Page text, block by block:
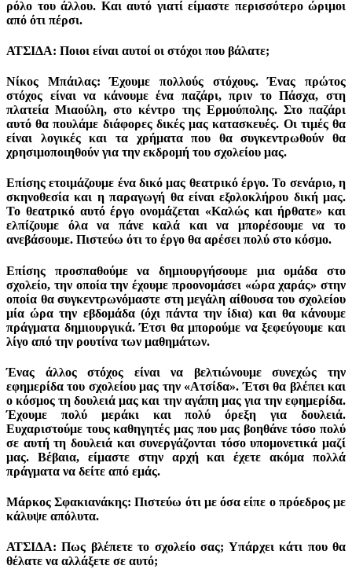
ρόλο του άλλου. Και αυτό γιατί είμαστε περισσότερο ώριμοι
από ότι πέρσι.
ΑΤΣΙΔΑ: Ποιοι είναι αυτοί οι στόχοι που βάλατε;
Νίκος Μπάιλας: Έχουμε πολλούς στόχους. Ένας πρώτος
στόχος είναι να κάνουμε ένα παζάρι, πριν το Πάσχα, στη
πλατεία Μιαούλη, στο κέντρο της Ερμούπολης. Στο παζάρι
αυτό θα πουλάμε διάφορες δικές μας κατασκευές. Οι τιμές θα
είναι λογικές και τα χρήματα που θα συγκεντρωθούν θα
χρησιμοποιηθούν για την εκδρομή του σχολείου μας.
Επίσης ετοιμάζουμε ένα δικό μας θεατρικό έργο. Το σενάριο, η
σκηνοθεσία και η παραγωγή θα είναι εξολοκλήρου δική μας.
Το θεατρικό αυτό έργο ονομάζεται «Καλώς και ήρθατε» και
ελπίζουμε όλα να πάνε καλά και να μπορέσουμε να το
ανεβάσουμε. Πιστεύω ότι το έργο θα αρέσει πολύ στο κόσμο.
Επίσης προσπαθούμε να δημιουργήσουμε μια ομάδα στο
σχολείο, την οποία την έχουμε προονομάσει «ώρα χαράς» στην
οποία θα συγκεντρωνόμαστε στη μεγάλη αίθουσα του σχολείου
μία ώρα την εβδομάδα (όχι πάντα την ίδια) και θα κάνουμε
πράγματα δημιουργικά. Έτσι θα μπορούμε να ξεφεύγουμε και
λίγο από την ρουτίνα των μαθημάτων.
Ένας άλλος στόχος είναι να βελτιώνουμε συνεχώς την
εφημερίδα του σχολείου μας την «Ατσίδα». Έτσι θα βλέπει και
ο κόσμος τη δουλειά μας και την αγάπη μας για την εφημερίδα.
Έχουμε πολύ μεράκι και πολύ όρεξη για δουλειά.
Ευχαριστούμε τους καθηγητές μας που μας βοηθάνε τόσο πολύ
σε αυτή τη δουλειά και συνεργάζονται τόσο υπομονετικά μαζί
μας. Βέβαια, είμαστε στην αρχή και έχετε ακόμα πολλά
πράγματα να δείτε από εμάς.
Μάρκος Σφακιανάκης: Πιστεύω ότι με όσα είπε ο πρόεδρος με
κάλυψε απόλυτα.
ΑΤΣΙΔΑ: Πως βλέπετε το σχολείο σας; Υπάρχει κάτι που θα
θέλατε να αλλάξετε σε αυτό;